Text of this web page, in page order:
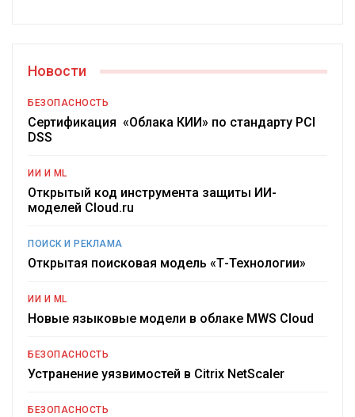
Новости
БЕЗОПАСНОСТЬ
Сертификация «Облака КИИ» по стандарту PCI
DSS
ИИ И ML
Открытый код инструмента защиты ИИ-
моделей Cloud.ru
ПОИСК И РЕКЛАМА
Открытая поисковая модель «Т-Технологии»
ИИ И ML
Новые языковые модели в облаке MWS Cloud
БЕЗОПАСНОСТЬ
Устранение уязвимостей в Citrix NetScaler
БЕЗОПАСНОСТЬ